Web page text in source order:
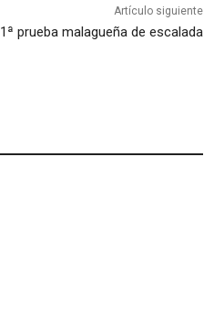
Artículo siguiente
1ª prueba malagueña de escalada